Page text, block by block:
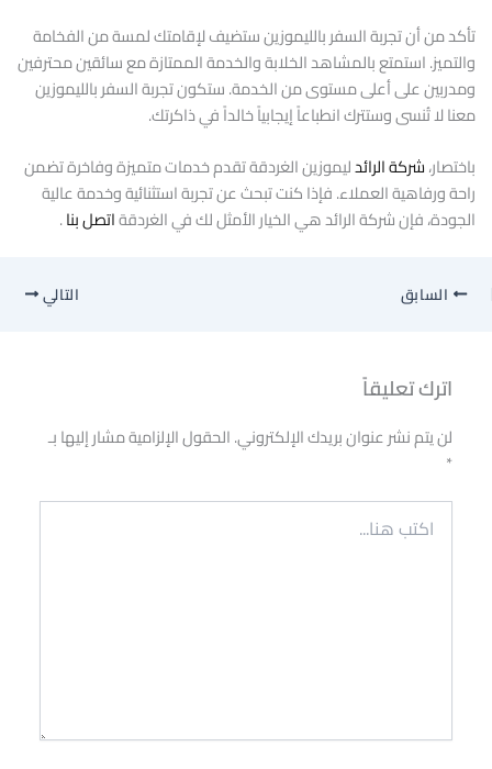
تأكد من أن تجربة السفر بالليموزين ستضيف لإقامتك لمسة من الفخامة
والتميز. استمتع بالمشاهد الخلابة والخدمة الممتازة مع سائقين محترفين
ومدربين على أعلى مستوى من الخدمة. ستكون تجربة السفر بالليموزين
معنا لا تُنسى وستترك انطباعاً إيجابياً خالداً في ذاكرتك.
باختصار،شركة الرائدليموزين الغردقة تقدم خدمات متميزة وفاخرة تضمن
راحة ورفاهية العملاء. فإذا كنت تبحث عن تجربة استثنائية وخدمة عالية
الجودة، فإن شركة الرائد هي الخيار الأمثل لك في الغردقةاتصل بنا.
السابق التالي
اترك تعليقاً
لن يتم نشر عنوان بريدك الإلكتروني.الحقول الإلزامية مشار إليها بـ
*
اكتب
هنا...